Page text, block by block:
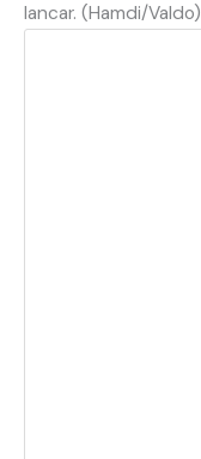
lancar. (Hamdi/Valdo)